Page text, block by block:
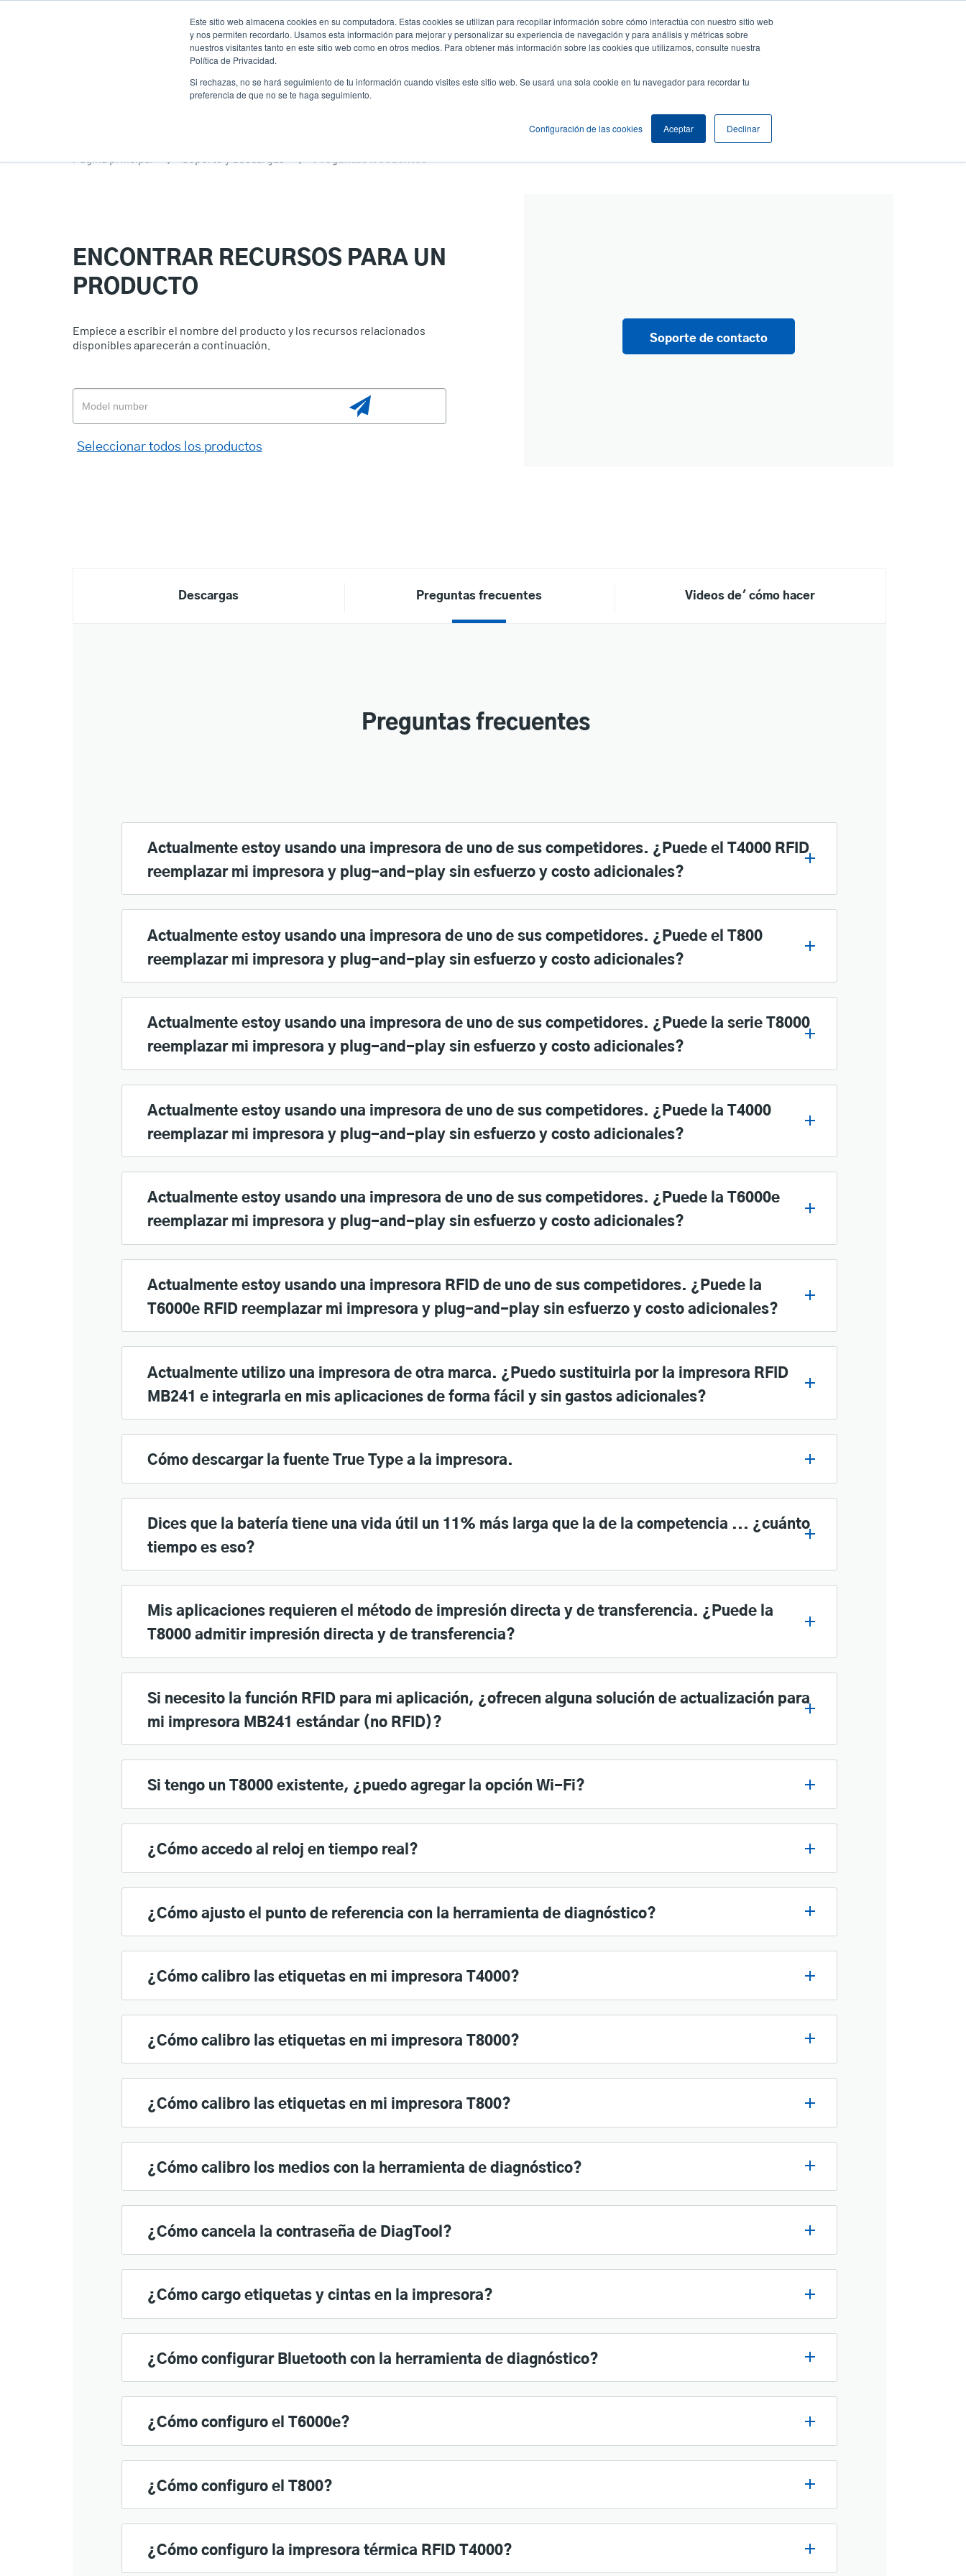
Este sitio web almacena cookies en su computadora. Estas cookies se utilizan para recopilar información sobre cómo interactúa con nuestro sitio web
y nos permiten recordarlo. Usamos esta información para mejorar y personalizar su experiencia de navegación y para análisis y métricas sobre
nuestros visitantes tanto en este sitio web como en otros medios. Para obtener más información sobre las cookies que utilizamos, consulte nuestra
Política de Privacidad.
Si rechazas, no se hará seguimiento de tu información cuando visites este sitio web. Se usará una sola cookie en tu navegador para recordar tu
preferencia de que no se te haga seguimiento.
Configuración de las cookies Aceptar Declinar
User
Noticias y Eventos Empresa
User
Iniciar sesión / Registrarse
Header
Página principal Soporte y descargas Preguntas frecuentes
Soporte de contacto
ENCONTRAR RECURSOS PARA UN
PRODUCTO
Empiece a escribir el nombre del producto y los recursos relacionados
disponibles aparecerán a continuación.
Seleccionar todos los productos
Descargas Preguntas frecuentes Videos de' cómo hacer
Preguntas frecuentes
Actualmente estoy usando una impresora de uno de sus competidores. ¿Puede el T4000 RFID
reemplazar mi impresora y plug-and-play sin esfuerzo y costo adicionales?
Actualmente estoy usando una impresora de uno de sus competidores. ¿Puede el T800
reemplazar mi impresora y plug-and-play sin esfuerzo y costo adicionales?
Actualmente estoy usando una impresora de uno de sus competidores. ¿Puede la serie T8000
reemplazar mi impresora y plug-and-play sin esfuerzo y costo adicionales?
Actualmente estoy usando una impresora de uno de sus competidores. ¿Puede la T4000
reemplazar mi impresora y plug-and-play sin esfuerzo y costo adicionales?
Actualmente estoy usando una impresora de uno de sus competidores. ¿Puede la T6000e
reemplazar mi impresora y plug-and-play sin esfuerzo y costo adicionales?
Actualmente estoy usando una impresora RFID de uno de sus competidores. ¿Puede la
T6000e RFID reemplazar mi impresora y plug-and-play sin esfuerzo y costo adicionales?
Actualmente utilizo una impresora de otra marca. ¿Puedo sustituirla por la impresora RFID
MB241 e integrarla en mis aplicaciones de forma fácil y sin gastos adicionales?
Cómo descargar la fuente True Type a la impresora.
Dices que la batería tiene una vida útil un 11% más larga que la de la competencia ... ¿cuánto
tiempo es eso?
Mis aplicaciones requieren el método de impresión directa y de transferencia. ¿Puede la
T8000 admitir impresión directa y de transferencia?
Si necesito la función RFID para mi aplicación, ¿ofrecen alguna solución de actualización para
mi impresora MB241 estándar (no RFID)?
Si tengo un T8000 existente, ¿puedo agregar la opción Wi-Fi?
¿Cómo accedo al reloj en tiempo real?
¿Cómo ajusto el punto de referencia con la herramienta de diagnóstico?
¿Cómo calibro las etiquetas en mi impresora T4000?
¿Cómo calibro las etiquetas en mi impresora T8000?
¿Cómo calibro las etiquetas en mi impresora T800?
¿Cómo calibro los medios con la herramienta de diagnóstico?
¿Cómo cancela la contraseña de DiagTool?
¿Cómo cargo etiquetas y cintas en la impresora?
¿Cómo configurar Bluetooth con la herramienta de diagnóstico?
¿Cómo configuro el T6000e?
¿Cómo configuro el T800?
¿Cómo configuro la impresora térmica RFID T4000?